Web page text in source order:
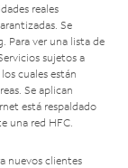
reales
Se
Para ver una lista de
Servicios sujetos a
cuales están
Se aplican
está respaldado
una red HFC.
nuevos clientes